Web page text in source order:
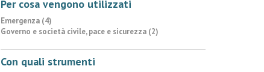
Per cosa vengono utilizzati
Emergenza (4)
Governo e società civile, pace e sicurezza (2)
Con quali strumenti